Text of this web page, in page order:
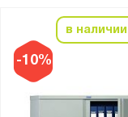
-10%
в наличии